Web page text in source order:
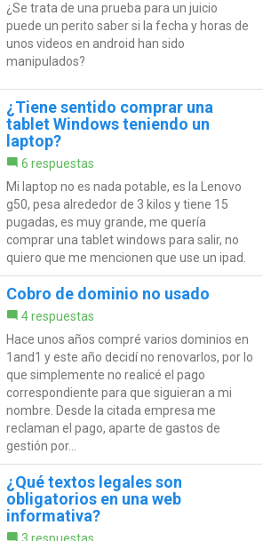
¿Se trata de una prueba para un juicio
puede un perito saber si la fecha y horas de
unos videos en android han sido
manipulados?
¿Tiene sentido comprar una
tablet Windows teniendo un
laptop?
6 respuestas
Mi laptop no es nada potable, es la Lenovo
g50, pesa alrededor de 3 kilos y tiene 15
pugadas, es muy grande, me quería
comprar una tablet windows para salir, no
quiero que me mencionen que use un ipad.
Cobro de dominio no usado
4 respuestas
Hace unos años compré varios dominios en
1and1 y este año decidí no renovarlos, por lo
que simplemente no realicé el pago
correspondiente para que siguieran a mi
nombre. Desde la citada empresa me
reclaman el pago, aparte de gastos de
gestión por...
¿Qué textos legales son
obligatorios en una web
informativa?